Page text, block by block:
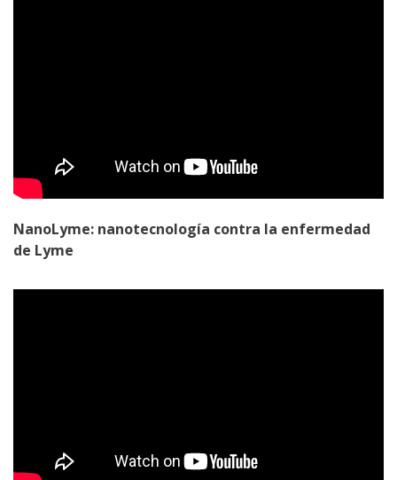
NanoLyme: nanotecnología contra la enfermedad
de Lyme